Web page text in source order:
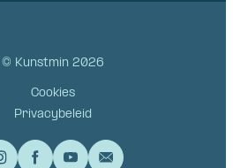
© Kunstmin 2026
Cookies
Privacybeleid